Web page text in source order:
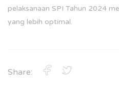
pelaksanaan SPI Tahun 2024
yang lebih optimal.
Share: